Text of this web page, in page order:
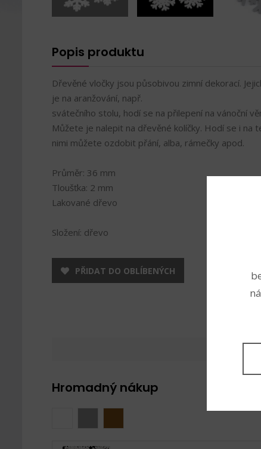
Popis produktu
Dřevěné vločky jsou působivou zimní dekorací.
je na aranžování, např.
svátečního stolu, hodí se na přilepení na vánoční
Můžete je nalepit na dřevěné kolíčky. Hodí se i na
nimi můžete ozdobit přání, alba, rámečky apod.
Průměr: 36 mm
Tloušťka: 2 mm
Lakované dřevo
Složení: dřevo
PŘIDAT DO OBLÍBENÝCH
Hromadný nákup